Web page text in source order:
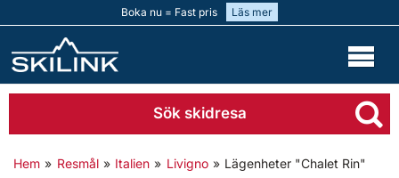
Boka nu = Fast pris Läs mer
Sök skidresa
Hem » Resmål » Italien » Livigno » Lägenheter "Chalet Rin"